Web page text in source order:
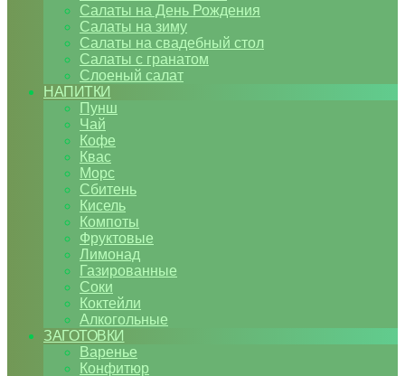
Салаты на День Рождения
Салаты на зиму
Салаты на свадебный стол
Салаты с гранатом
Слоеный салат
НАПИТКИ
Пунш
Чай
Кофе
Квас
Морс
Сбитень
Кисель
Компоты
Фруктовые
Лимонад
Газированные
Соки
Коктейли
Алкогольные
ЗАГОТОВКИ
Варенье
Конфитюр